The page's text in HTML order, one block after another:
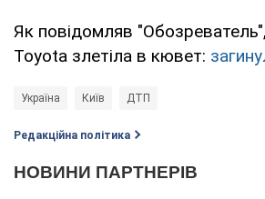
Як повідомляв
Toyota злетіла в кювет:
Україна Київ ДТП
Редакційна політика